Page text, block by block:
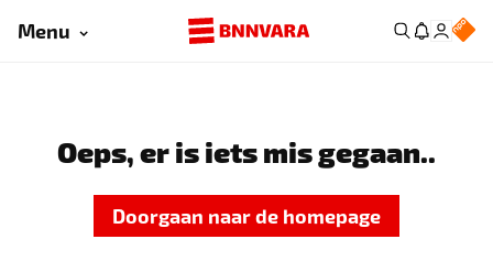
Menu
Oeps, er is iets mis gegaan..
Doorgaan naar de homepage